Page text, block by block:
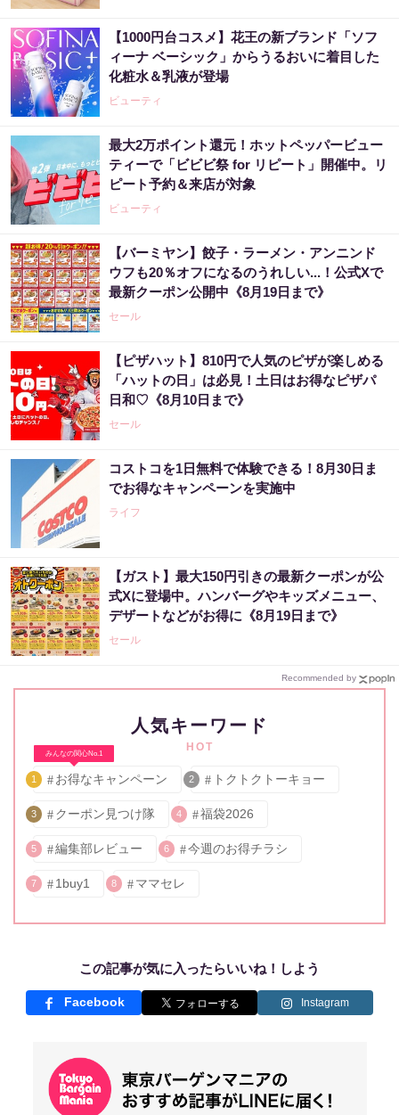
【1000円台コスメ】花王の新ブランド「ソフ
ィーナ ベーシック」からうるおいに着目した
化粧水＆乳液が登場
ビューティ
最大2万ポイント還元！ホットペッパービュー
ティーで「ビビビ祭 for リピート」開催中。リ
ピート予約＆来店が対象
ビューティ
【バーミヤン】餃子・ラーメン・アンニンド
ウフも20％オフになるのうれしい...！公式Xで
最新クーポン公開中《8月19日まで》
セール
【ピザハット】810円で人気のピザが楽しめる
「ハットの日」は必見！土日はお得なピザパ
日和♡《8月10日まで》
セール
コストコを1日無料で体験できる！8月30日ま
でお得なキャンペーンを実施中
ライフ
【ガスト】最大150円引きの最新クーポンが公
式Xに登場中。ハンバーグやキッズメニュー、
デザートなどがお得に《8月19日まで》
セール
Recommended by
人気キーワード
HOT
みんなの関心No.1
1 お得なキャンペーン 2 トクトクトーキョー
3 クーポン見つけ隊 4 福袋2026
5 編集部レビュー 6 今週のお得チラシ
7 1buy1 8 ママセレ
この記事が気に入ったらいいね！しよう
Facebook Instagram